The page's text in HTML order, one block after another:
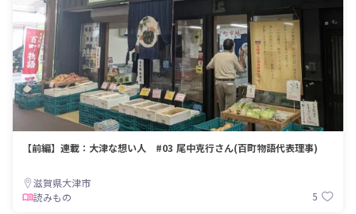
【前編】連載：大津な想い人 #03 尾中克行さん(百町物語代表理事)
滋賀県大津市
読みもの
5